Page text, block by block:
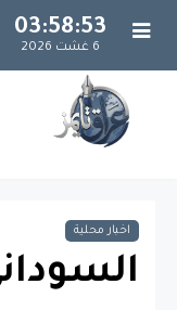
03:58:54
6 غشت 2026
اخبار محلية